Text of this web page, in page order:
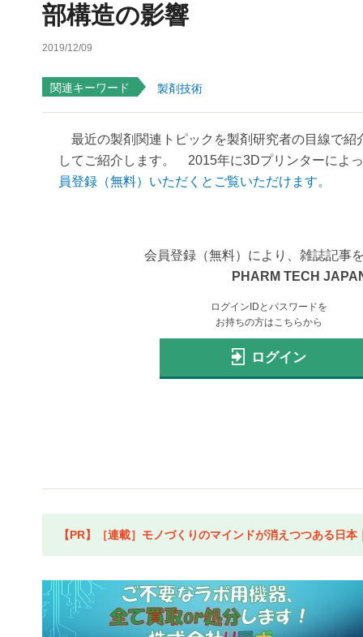
部構造の影響
2019/12/09
関連キーワード 製剤技術
最近の製剤関連トピックを製剤研究者の目線で紹
してご紹介します。 2015年に3Dプリンターによ
員登録（無料）いただくとご覧いただけます。
会員登録（無料）により、雑誌記事
PHARM TECH
ログインIDとパスワードを
お持ちの方はこちらから
ログイン
【PR】［連載］モノづくりのマインドが消えつつある日